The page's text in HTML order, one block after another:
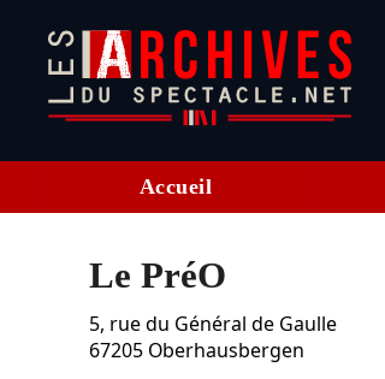
Accueil
Le PréO
5, rue du Général de Gaulle
67205 Oberhausbergen